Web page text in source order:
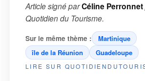
Article signé parCéline Perronnet
Quotidien du Tourisme.
Sur le même thème :
Martinique
île de la Réunion
Guadeloupe
LIRE SUR